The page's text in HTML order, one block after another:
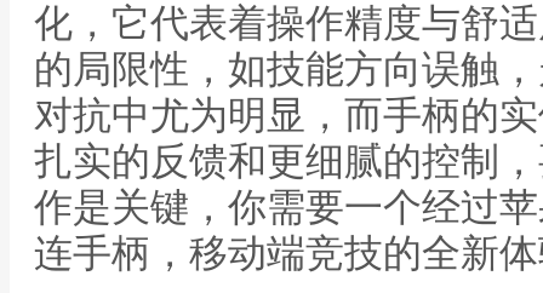
化，它代表着操作精度与舒
的局限性，如技能方向误触
对抗中尤为明显，而手柄的
扎实的反馈和更细腻的控制
作是关键，你需要一个经过
连手柄，移动端竞技的全新